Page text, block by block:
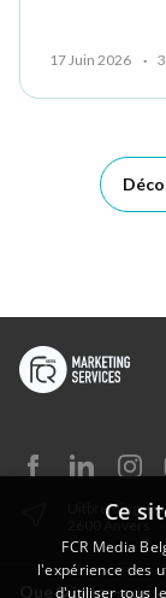
17 Juin 2026 ·
Que faisons-nous
2600 Anvers
Ce
FCR Media
l'expérience des
d'utiliser tous